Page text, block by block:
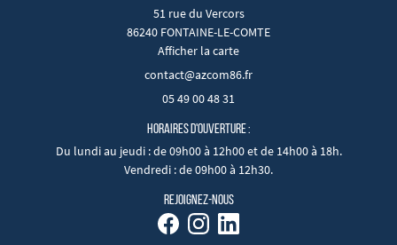
51 rue du Vercors
86240 FONTAINE-LE-COMTE
Afficher la carte
05 49 00 48 31
HORAIRES D'OUVERTURE :
Du lundi au jeudi : de 09h00 à 12h00 et de 14h00 à 18h.
Vendredi : de 09h00 à 12h30.
REJOIGNEZ-NOUS